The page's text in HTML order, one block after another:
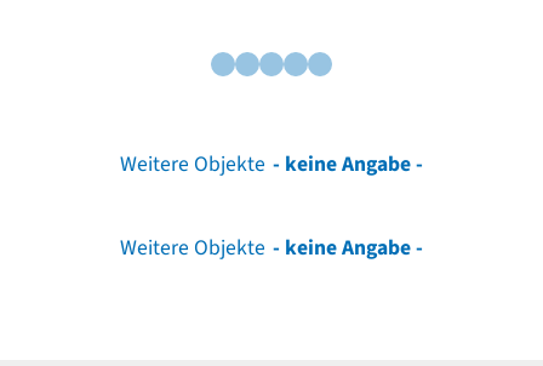
Weitere Objekte - keine Angabe -
Weitere Objekte - keine Angabe -